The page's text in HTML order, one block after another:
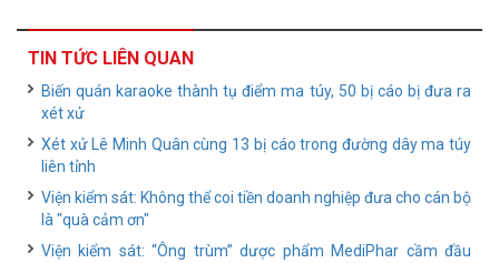
TIN TỨC LIÊN QUAN
Biến quán karaoke thành tụ điểm ma túy, 50 bị cáo bị đưa ra
xét xử
Xét xử Lê Minh Quân cùng 13 bị cáo trong đường dây ma túy
liên tỉnh
Viện kiểm sát: Không thể coi tiền doanh nghiệp đưa cho cán bộ
là "quà cảm ơn"
Viện kiểm sát: “Ông trùm” dược phẩm MediPhar cầm đầu